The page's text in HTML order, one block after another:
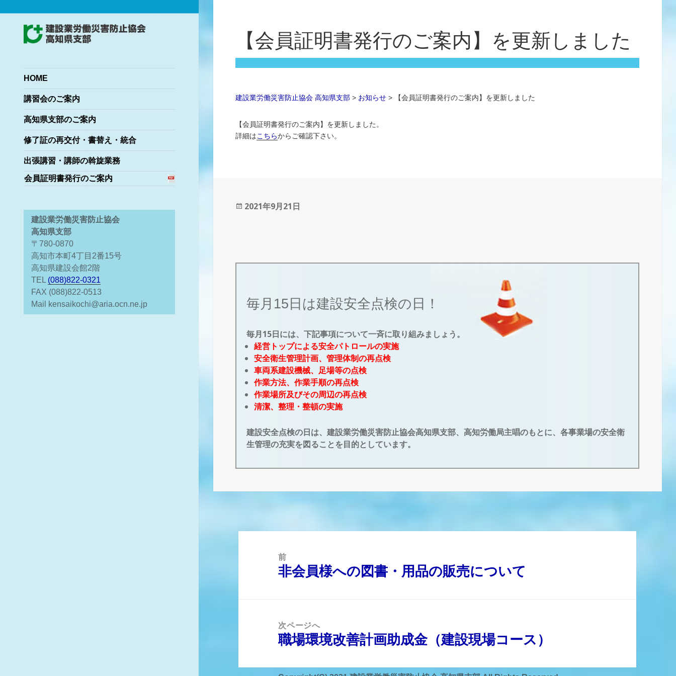
高知県支部
HOME
講習会のご案内
高知県支部のご案内
修了証の再交付・書替え・統合
出張講習・講師の斡旋業務
会員証明書発行のご案内
建設業労働災害防止協会
高知県支部
〒780-0870
高知市本町4丁目2番15号
高知県建設会館2階
TEL (088)822-0321
FAX (088)822-0513
Mail kensaikochi@aria.ocn.ne.jp
【会員証明書発行のご案内】を更新しました
建設業労働災害防止協会 高知県支部 > お知らせ > 【会員証明書発行のご案内】を更新しました
【会員証明書発行のご案内】を更新しました。
詳細はこちらからご確認下さい。
投
2021年9月21日
毎月15日は建設安全点検の日！
毎月15日には、下記事項について一斉に取り組みましょう。
経営トップによる安全パトロールの実施
安全衛生管理計画、管理体制の再点検
車両系建設機械、足場等の点検
作業方法、作業手順の再点検
作業場所及びその周辺の再点検
清潔、整理・整頓の実施
建設安全点検の日は、建設業労働災害防止協会高知県支部、高知労働局主唱のもとに、各事業場の安全衛
生管理の充実を図ることを目的としています。
前
前
の
非会員様への図書・用品の販売について
次ページへ
次
の
職場環境改善計画助成金（建設現場コース）